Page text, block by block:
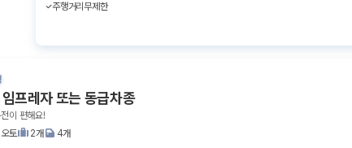
주행거리무제한
프레자 또는 동급차종
이 편해요!
오토 2개 4개